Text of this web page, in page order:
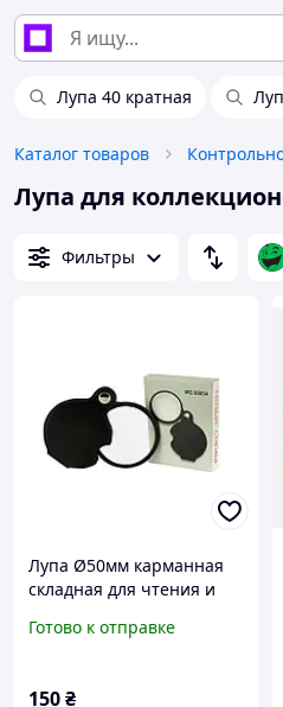
Лупа 40 кратная
Каталог товаров
Лупа для
Фильтры
Лупа Ø50мм карманная
складная для чтения и
Готово к отправке
150₴